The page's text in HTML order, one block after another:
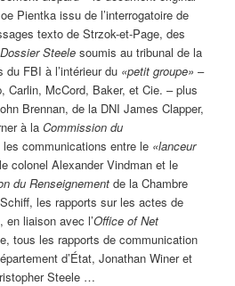
Pientka issu de l’interrogatoire de
texto de Strzok-et-Page, des
Dossier Steele soumis au tribunal de la
FBI à l’intérieur du «petit groupe» –
Carlin, McCord, Baker, et Cie. – plus
Brennan, de la DNI James Clapper,
à laCommission du
communications entre le «lanceur
colonel Alexander Vindman et le
du Renseignement de la Chambre
les rapports sur les actes de
en liaison avec l’Office of Net
tous les rapports de communication
d’État, Jonathan Winer et
Steele …